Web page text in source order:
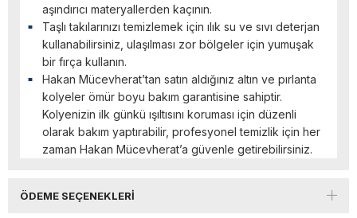
aşındırıcı materyallerden kaçının.
Taşlı takılarınızı temizlemek için ılık su ve sıvı deterjan
kullanabilirsiniz, ulaşılması zor bölgeler için yumuşak
bir fırça kullanın.
Hakan Mücevherat’tan satın aldığınız altın ve pırlanta
kolyeler ömür boyu bakım garantisine sahiptir.
Kolyenizin ilk günkü ışıltısını koruması için düzenli
olarak bakım yaptırabilir, profesyonel temizlik için her
zaman Hakan Mücevherat’a güvenle getirebilirsiniz.
ÖDEME SEÇENEKLERI